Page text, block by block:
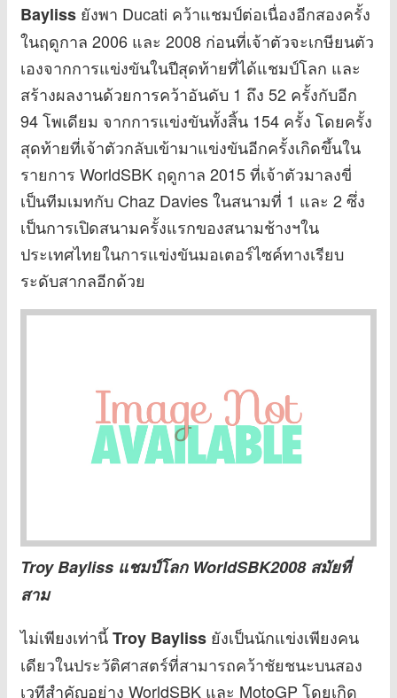
Bayliss ยังพา Ducati คว้าแชมป์ต่อเนื่องอีกสองครั้ง
ในฤดูกาล 2006 และ 2008 ก่อนที่เจ้าตัวจะเกษียนตัว
เองจากการแข่งขันในปีสุดท้ายที่ได้แชมป์โลก และ
สร้างผลงานด้วยการคว้าอันดับ 1 ถึง 52 ครั้งกับอีก
94 โพเดียม จากการแข่งขันทั้งสิ้น 154 ครั้ง โดยครั้ง
สุดท้ายที่เจ้าตัวกลับเข้ามาแข่งขันอีกครั้งเกิดขึ้นใน
รายการ WorldSBK ฤดูกาล 2015 ที่เจ้าตัวมาลงขี่
เป็นทีมเมทกับ Chaz Davies ในสนามที่ 1 และ 2 ซึ่ง
เป็นการเปิดสนามครั้งแรกของสนามช้างฯใน
ประเทศไทยในการแข่งขันมอเตอร์ไซค์ทางเรียบ
ระดับสากลอีกด้วย
Troy Bayliss แชมป์โลก WorldSBK2008 สมัยที่
สาม
ไม่เพียงเท่านี้Troy Bayliss ยังเป็นนักแข่งเพียงคน
เดียวในประวัติศาสตร์ที่สามารถคว้าชัยชนะบนสอง
เวทีสำคัญอย่าง WorldSBK และ MotoGP โดยเกิด